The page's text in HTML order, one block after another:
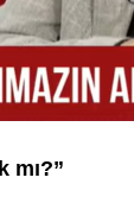
mı?”